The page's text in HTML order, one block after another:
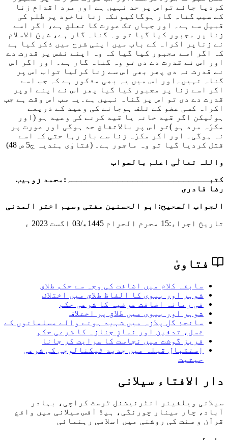
کردیا جائے تواس پر حد نہیں ہے اور مرد اقدامِ زنا
کے سبب گناہ گار ہوگاکیونکہ زنا ناخود پر ظلم کی
قبیل سے ہے۔ اور جہاں تک عورت کا تعلق ہے، اگر اسے
زنا پر مجبور کیا گیا تو وہ گناہ گار ہے، شیخ الاسلام
نے زناپر اکراہ کے باب میں اپنی شرح میں ذکر کیا ہے
کہ اگر اسے مجبور کیا گیا کہ وہ اپنے نفس پر قدرت دے
اور اس نے قدرت دے دی تو وہ گناہ گار ہے۔ اور اگر اس
نے قدرت نہ دی پھر بھی اس سے زنا کرلیا تواب اس پر
گناہ نہیں۔اور اس میں یہ بھی مذکور ہے کہ جب اسے
اگر اسے زنا پر مجبور کیا گیا پھر اس نے اپنے اوپر
قدرت دے دی تو اس پر گناہ نہیں ہے۔یہ سب اس وقت ہے جب
اکراہ کسی عضو کے تلف ہوجانے کی وعید کے ذریعے
ہولیکن اگر قید خانہ یا قید کرنے کی وعید ہو (اور
مکرَہ مرد ہو )تو اس پر بالاتفاق حد ہوگی اور عورت پر
نہ ہوگی۔ اور اگر مکرَہ زنا سے باز رہا حتی کہ اسے
قتل کردیا گیا تو وہ ماجور ہے۔ (فتاوٰی ہندیہ ج5 ص 48)
واللہ تعالٰی اعلم بالصواب
کتبـــــــــــــــــــــــــــہ:محمد زوہیب
رضا قادری
الجواب الصحیح: ابو الحسنین مفتی وسیم اختر المدنی
تاریخ اجراء:15 محرم الحرام 1445ھ/03 اگست 2023 ء
فتاویٰ
سابقہ کلام میں اضافت کی وجہ سے حکم طلاق
شوہر اور بیوی کا الفاظ طلاق میں اختلاف
فی زمانہ اضافت عرفیہ کا شرعی حکم
شوہر اور بیوی میں طلاق پر اختلاف
سانحۂ گل پلازہ میں شہید ہونے والے مسلمانوں کے
غسل، تدفین اور نمازِ جنازہ کا شرعی حکم
فریز گوشت میں نجاست کا سرایت کر جانا
اِستقبال قبلہ میں جدید ٹیکنالوجی کی شرعی
حیثیت
دار الافتاء سیلانی
سیلانی ویلفیئر انٹرنیشنل ٹرسٹ کراچی، بہادر
آباد، چار مینار چورنگی، ہیڈ آفس سیلانی میں واقع
قرآن و سنت کی روشنی میں اسلامی رہنمائی